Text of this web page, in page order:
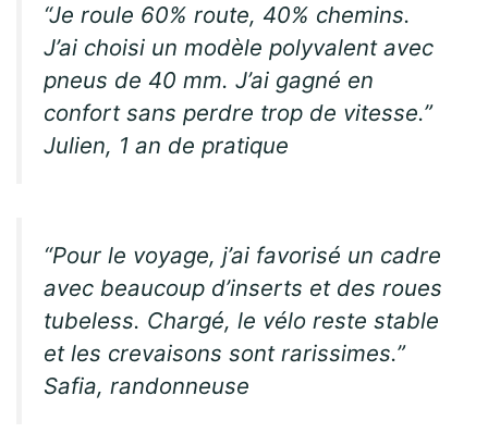
“Je roule 60% route, 40% chemins.
J’ai choisi un modèle polyvalent avec
pneus de 40 mm. J’ai gagné en
confort sans perdre trop de vitesse.”
Julien, 1 an de pratique
“Pour le voyage, j’ai favorisé un cadre
avec beaucoup d’inserts et des roues
tubeless. Chargé, le vélo reste stable
et les crevaisons sont rarissimes.”
Safia, randonneuse